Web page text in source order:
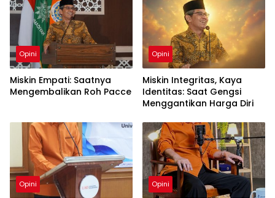
Opini
Miskin Empati: Saatnya
Mengembalikan Roh Pacce
Opini
Miskin Integritas, Kaya
Identitas: Saat Gengsi
Menggantikan Harga Diri
Opini Opini